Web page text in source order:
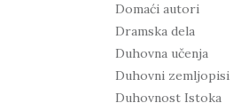
Domaći autori
Dramska dela
Duhovna učenja
Duhovni zemljopisi
Duhovnost Istoka